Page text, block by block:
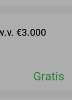
€3.000
Gratis